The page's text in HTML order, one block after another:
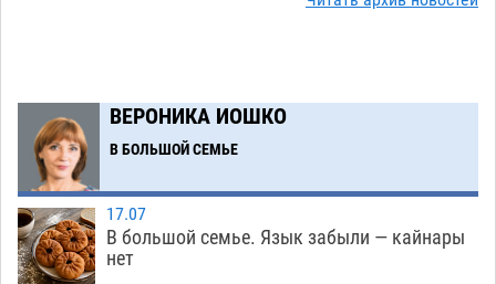
юбилей
14:19
Погибший на Донбассе волонтер из Астрахани
стал героем мурала
08.08 575
13:10
Подросток, перебегавший дорогу вне
перехода, попал под колеса авто в Астрахани
ВЕРОНИКА ИОШКО
В БОЛЬШОЙ СЕМЬЕ
17.07
В большой семье. Язык забыли — кайнары
нет